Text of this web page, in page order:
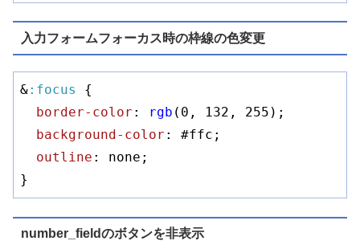
入力フォームフォーカス時の枠線の色変更
&:focus
{
border-color : rgb (0, 132, 255);
background-color : #ffc ;
outline : none;
}
number_fieldのボタンを非表示